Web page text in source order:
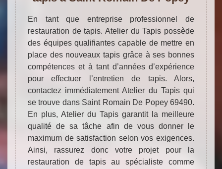
En tant que entreprise professionnel de
restauration de tapis. Atelier du Tapis possède
des équipes qualifiantes capable de mettre en
place des nouveaux tapis grâce à ses bonnes
compétences et à tant d’années d’expérience
pour effectuer l’entretien de tapis. Alors,
contactez immédiatement Atelier du Tapis qui
se trouve dans Saint Romain De Popey 69490.
En plus, Atelier du Tapis garantit la meilleure
qualité de sa tâche afin de vous donner le
maximum de satisfaction selon vos exigences.
Ainsi, rassurez donc votre projet pour la
restauration de tapis au spécialiste comme